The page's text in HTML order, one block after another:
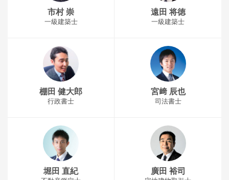
市村 崇
一級建築士
遠田 将徳
一級建築士
棚田 健大郎
行政書士
宮﨑 辰也
司法書士
堀田 直紀 廣田 裕司